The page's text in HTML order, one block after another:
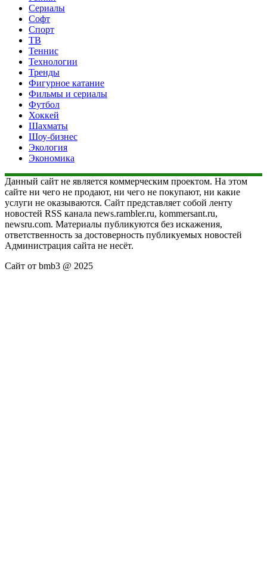
Сериалы
Софт
Спорт
ТВ
Теннис
Технологии
Тренды
Фигурное катание
Фильмы и сериалы
Футбол
Хоккей
Шахматы
Шоу-бизнес
Экология
Экономика
Данный сайт не является коммерческим проектом. На этом
сайте ни чего не продают, ни чего не покупают, ни какие
услуги не оказываются. Сайт представляет собой ленту
новостей RSS канала news.rambler.ru, kommersant.ru,
newsru.com. Материалы публикуются без искажения,
ответственность за достоверность публикуемых новостей
Администрация сайта не несёт.
Сайт от bmb3 @ 2025